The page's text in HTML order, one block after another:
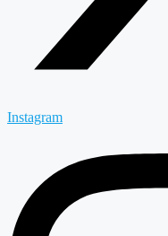
Instagram